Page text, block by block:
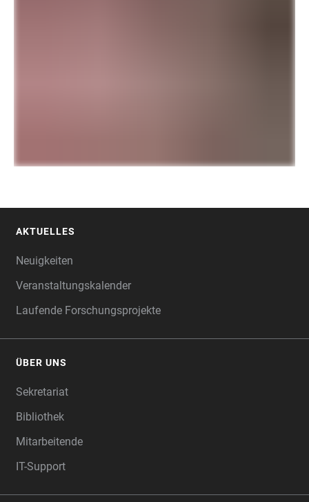
AKTUELLES
Neuigkeiten
Veranstaltungskalender
Laufende Forschungsprojekte
ÜBER UNS
Sekretariat
Bibliothek
Mitarbeitende
IT-Support